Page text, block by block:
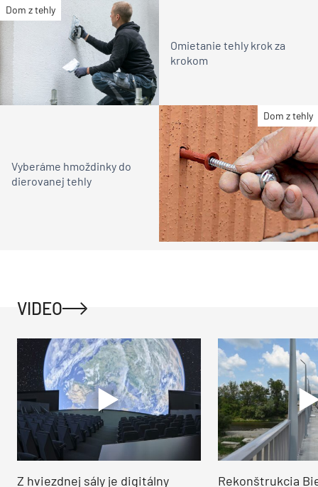
Dom z tehly
Omietanie tehly krok za
krokom
Dom z tehly
Vyberáme hmoždinky do
dierovanej tehly
VIDEO
Z hviezdnej sály je digitálny
Rekonštrukcia